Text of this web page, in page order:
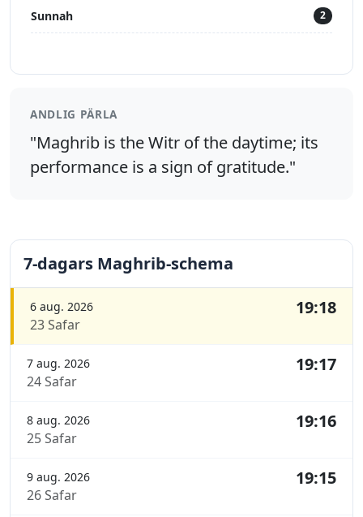
Sunnah 2
ANDLIG PÄRLA
"Maghrib is the Witr of the daytime; its
performance is a sign of gratitude."
7-dagars Maghrib-schema
6 aug. 2026
23 Safar
19:18
7 aug. 2026
24 Safar
19:17
8 aug. 2026
25 Safar
19:16
9 aug. 2026
26 Safar
19:15